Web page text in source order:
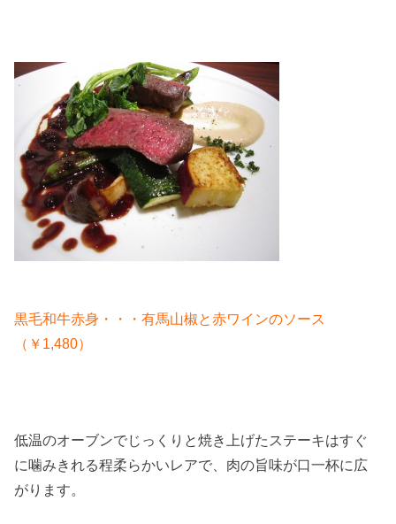
黒毛和牛赤身・・・有馬山椒と赤ワインのソース
（￥1,480）
低温のオーブンでじっくりと焼き上げたステーキはすぐ
に噛みきれる程柔らかいレアで、肉の旨味が口一杯に広
がります。